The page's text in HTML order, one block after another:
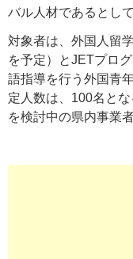
バル人材であるとして
対象者は、外国人留
を予定）とJETプロ
語指導を行う外国青
定人数は、100名と
を検討中の県内事業